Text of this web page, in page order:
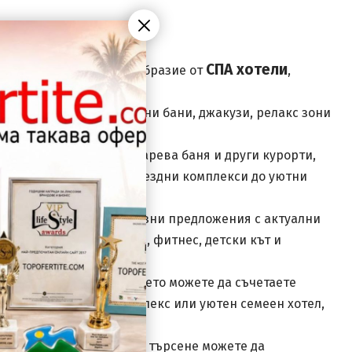
и
12г на
богато разнообразие от СПА хотели,
басейни, сауни, парни бани, джакузи, релакс зони
семейства с деца.
Вършец, Сапарева баня и други курорти,
– от луксозни петзвездни комплекси до уютни
намерите разнообразни предложения с актуални
минерални басейни, фитнес, детски кът и
райони, където можете да съчетаете
бутиков СПА комплекс или уютен семеен хотел,
За още по-лесно търсене можете да